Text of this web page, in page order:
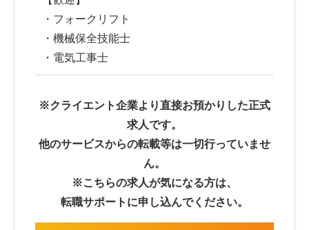
・フォークリフト
・機械保全技能士
・電気工事士
※クライエント企業より直接お預かりした正式
求人です。
他のサービスからの転載等は一切行っていませ
ん。
※こちらの求人が気になる方は、
転職サポートに申し込んでください。